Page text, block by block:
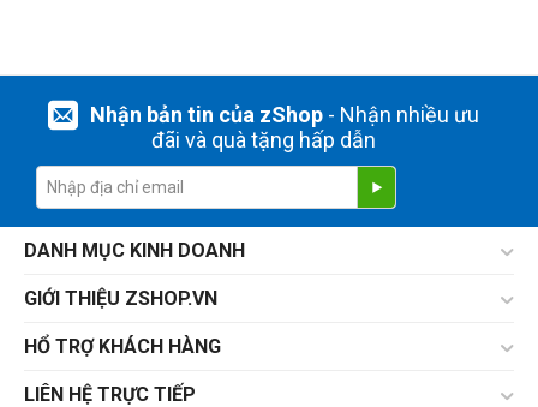
Nhận bản tin của zShop- Nhận nhiều ưu
đãi và quà tặng hấp dẫn
DANH MỤC KINH DOANH
GIỚI THIỆU ZSHOP.VN
HỔ TRỢ KHÁCH HÀNG
LIÊN HỆ TRỰC TIẾP